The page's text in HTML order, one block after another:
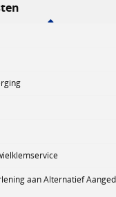
aan Alternatief